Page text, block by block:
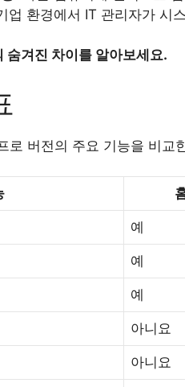
업 환경에서 IT 관리자가 시
숨겨진 차이를 알아보세요.
로 버전의 주요 기능을 비교
예
예
예
아니요
아니요